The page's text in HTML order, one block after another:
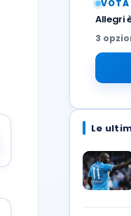
VOTA
Allegri
3
Le